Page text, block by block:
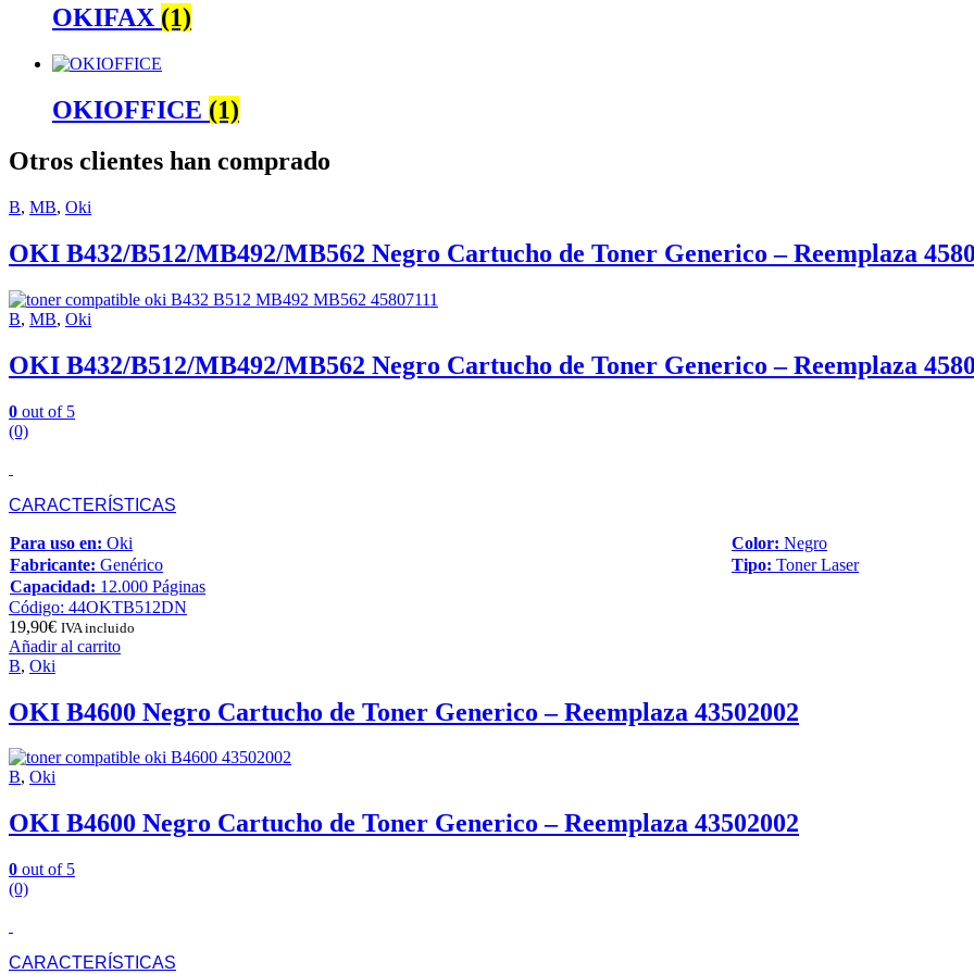
OKIFAX (1)
OKIOFFICE (1)
Otros clientes han comprado
B, MB, Oki
OKI B432/B512/MB492/MB562 Negro Cartucho de Toner Generico – Reemplaza
B, MB, Oki
OKI B432/B512/MB492/MB562 Negro Cartucho de Toner Generico – Reemplaza
0 out of 5
(0)
CARACTERÍSTICAS
Para uso en: Oki Color: Negro
Fabricante: Genérico Tipo: Toner Laser
Capacidad: 12.000 Páginas
Código: 44OKTB512DN
19,90€ IVA incluido
Añadir al carrito
B, Oki
OKI B4600 Negro Cartucho de Toner Generico – Reemplaza 43502002
B, Oki
OKI B4600 Negro Cartucho de Toner Generico – Reemplaza 43502002
0 out of 5
(0)
CARACTERÍSTICAS